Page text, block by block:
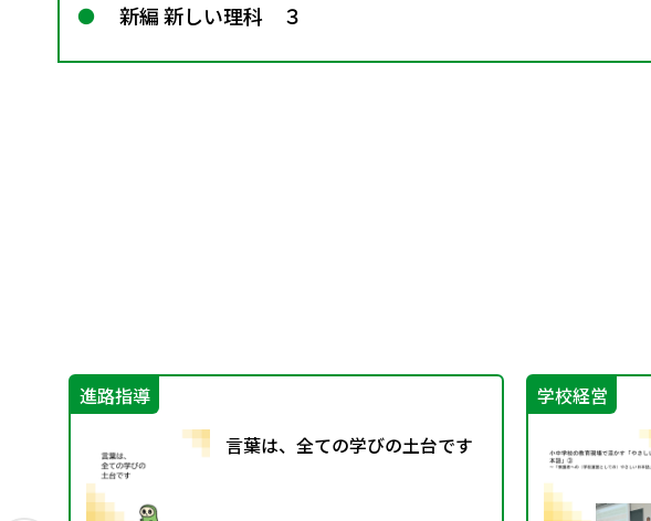
新編 新しい理科 ３
進路指導
言葉は、全ての学びの土台です
学校経営